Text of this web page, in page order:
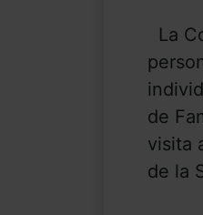
La
de
visita
de la